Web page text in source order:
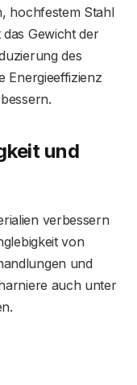
hochfestem Stahl
Gewicht der
des
Energieeffizienz
und
verbessern
von
und
auch unter